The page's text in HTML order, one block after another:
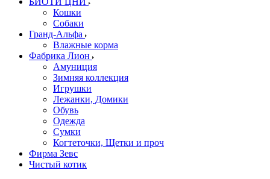
Кошки
Собаки
Гранд-Альфа
Влажные корма
Фабрика Лион
Амуниция
Зимняя коллекция
Игрушки
Лежанки, Домики
Обувь
Одежда
Сумки
Когтеточки, Щетки и проч
Фирма Зевс
Чистый котик